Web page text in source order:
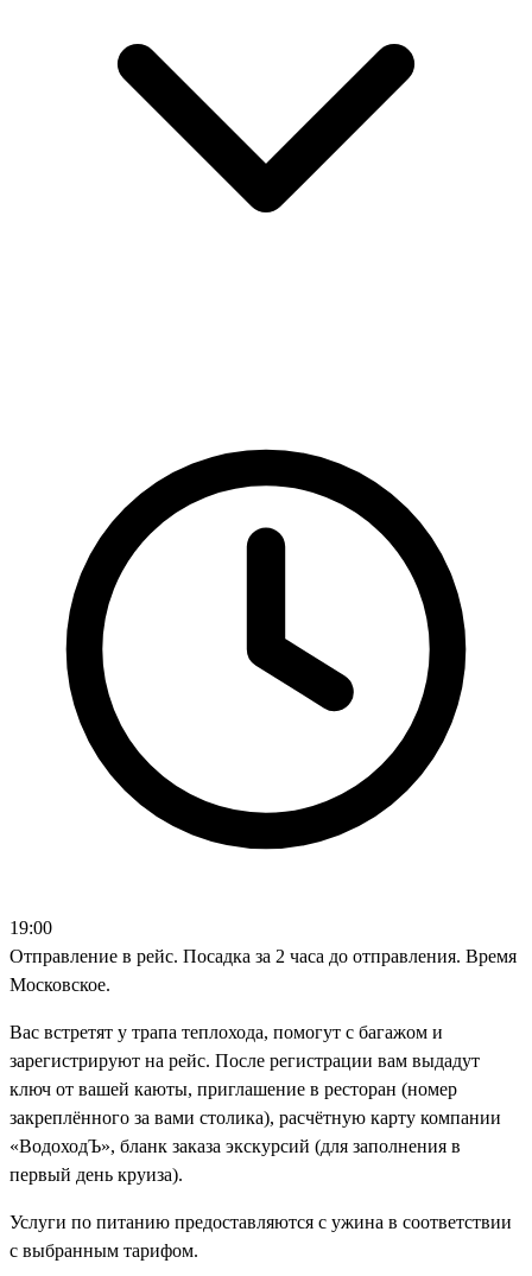
19:00
Отправление в рейс. Посадка за 2 часа до отправления. Время
Московское.
Вас встретят у трапа теплохода, помогут с багажом и
зарегистрируют на рейс. После регистрации вам выдадут
ключ от вашей каюты, приглашение в ресторан (номер
закреплённого за вами столика), расчётную карту компании
«ВодоходЪ», бланк заказа экскурсий (для заполнения в
первый день круиза).
Услуги по питанию предоставляются с ужина в соответствии
с выбранным тарифом.